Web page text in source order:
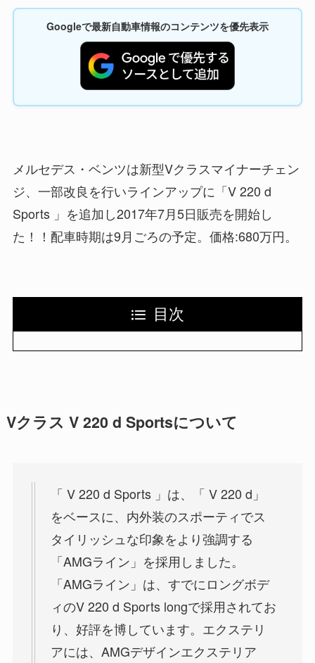
Googleで最新自動車情報のコンテンツを優先表示
メルセデス・ベンツは新型Vクラスマイナーチェン
ジ、一部改良を行いラインアップに「V 220 d
Sports 」を追加し2017年7月5日販売を開始し
た！！配車時期は9月ごろの予定。価格:680万円。
目次
Vクラス V 220 d Sportsについて
「 V 220 d Sports 」は、「 V 220 d」
をベースに、内外装のスポーティでス
タイリッシュな印象をより強調する
「AMGライン」を採用しました。
「AMGライン」は、すでにロングボデ
ィのV 220 d Sports longで採用されてお
り、好評を博しています。エクステリ
アには、AMGデザインエクステリア